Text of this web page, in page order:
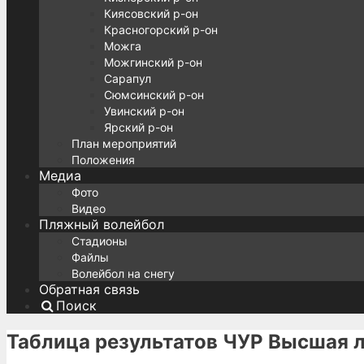
Киясовский р-он
Красногорский р-он
Можга
Можгинский р-он
Сарапул
Сюмсинский р-он
Увинский р-он
Ярский р-он
План мероприятий
Положения
Медиа
Фото
Видео
Пляжный волейбол
Стадионы
Файлы
Волейбол на снегу
Обратная связь
Поиск
Таблица результатов ЧУР Высшая